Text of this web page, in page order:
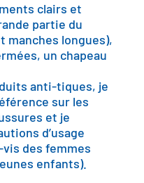
clairs et
partie du
manches longues),
un chapeau
anti-tiques, je
sur les
et je
d’usage
des femmes
enfants).